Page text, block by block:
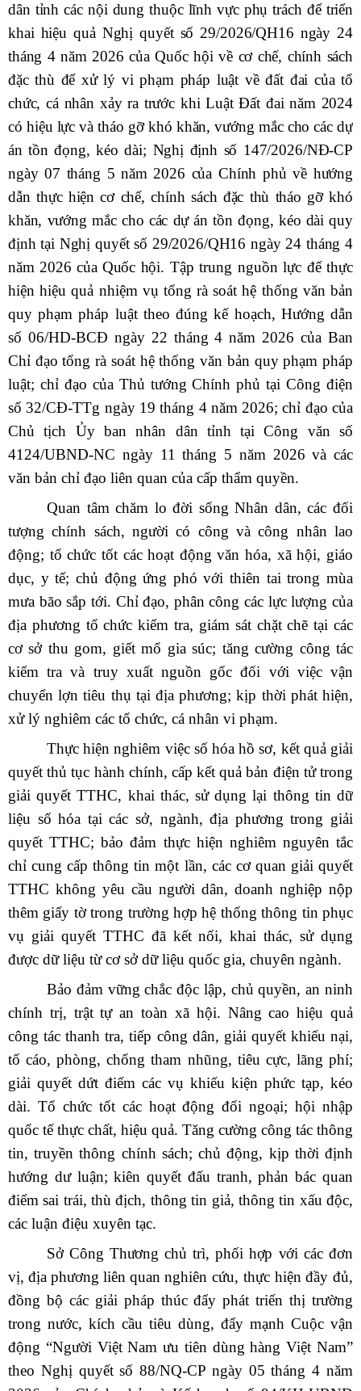
dân tỉnh các nội dung thuộc lĩnh vực phụ trách để triển
khai hiệu quả Nghị quyết số 29/2026/QH16 ngày 24
tháng 4 năm 2026 của Quốc hội về cơ chế, chính sách
đặc thù để xử lý vi phạm pháp luật về đất đai của tổ
chức, cá nhân xảy ra trước khi Luật Đất đai năm 2024
có hiệu lực và tháo gỡ khó khăn, vướng mắc cho các dự
án tồn đọng, kéo dài; Nghị định số 147/2026/NĐ-CP
ngày 07 tháng 5 năm 2026 của Chính phủ về hướng
dẫn thực hiện cơ chế, chính sách đặc thù tháo gỡ khó
khăn, vướng mắc cho các dự án tồn đọng, kéo dài quy
định tại Nghị quyết số 29/2026/QH16 ngày 24 tháng 4
năm 2026 của Quốc hội. Tập trung nguồn lực để thực
hiện hiệu quả nhiệm vụ tổng rà soát hệ thống văn bản
quy phạm pháp luật theo đúng kế hoạch, Hướng dẫn
số 06/HD-BCĐ ngày 22 tháng 4 năm 2026 của Ban
Chỉ đạo tổng rà soát hệ thống văn bản quy phạm pháp
luật; chỉ đạo của Thủ tướng Chính phủ tại Công điện
số 32/CĐ-TTg ngày 19 tháng 4 năm 2026; chỉ đạo của
Chủ tịch Ủy ban nhân dân tỉnh tại Công văn số
4124/UBND-NC ngày 11 tháng 5 năm 2026 và các
văn bản chỉ đạo liên quan của cấp thẩm quyền.
Quan tâm chăm lo đời sống Nhân dân, các đối
tượng chính sách, người có công và công nhân lao
động; tổ chức tốt các hoạt động văn hóa, xã hội, giáo
dục, y tế; chủ động ứng phó với thiên tai trong mùa
mưa bão sắp tới. Chỉ đạo, phân công các lực lượng của
địa phương tổ chức kiểm tra, giám sát chặt chẽ tại các
cơ sở thu gom, giết mổ gia súc; tăng cường công tác
kiểm tra và truy xuất nguồn gốc đối với việc vận
chuyển lợn tiêu thụ tại địa phương; kịp thời phát hiện,
xử lý nghiêm các tổ chức, cá nhân vi phạm.
Thực hiện nghiêm việc số hóa hồ sơ, kết quả giải
quyết thủ tục hành chính, cấp kết quả bản điện tử trong
giải quyết TTHC, khai thác, sử dụng lại thông tin dữ
liệu số hóa tại các sở, ngành, địa phương trong giải
quyết TTHC; bảo đảm thực hiện nghiêm nguyên tắc
chỉ cung cấp thông tin một lần, các cơ quan giải quyết
TTHC không yêu cầu người dân, doanh nghiệp nộp
thêm giấy tờ trong trường hợp hệ thống thông tin phục
vụ giải quyết TTHC đã kết nối, khai thác, sử dụng
được dữ liệu từ cơ sở dữ liệu quốc gia, chuyên ngành.
Bảo đảm vững chắc độc lập, chủ quyền, an ninh
chính trị, trật tự an toàn xã hội. Nâng cao hiệu quả
công tác thanh tra, tiếp công dân, giải quyết khiếu nại,
tố cáo, phòng, chống tham nhũng, tiêu cực, lãng phí;
giải quyết dứt điểm các vụ khiếu kiện phức tạp, kéo
dài. Tổ chức tốt các hoạt động đối ngoại; hội nhập
quốc tế thực chất, hiệu quả. Tăng cường công tác thông
tin, truyền thông chính sách; chủ động, kịp thời định
hướng dư luận; kiên quyết đấu tranh, phản bác quan
điểm sai trái, thù địch, thông tin giả, thông tin xấu độc,
các luận điệu xuyên tạc.
Sở Công Thương chủ trì, phối hợp với các đơn
vị, địa phương liên quannghiên cứu, thực hiện đầy đủ,
đồng bộ các giải pháp thúc đẩy phát triển thị trường
trong nước, kích cầu tiêu dùng, đẩy mạnh Cuộc vận
động “Người Việt Nam ưu tiên dùng hàng Việt Nam”
theo Nghị quyết số 88/NQ-CP ngày 05 tháng 4 năm